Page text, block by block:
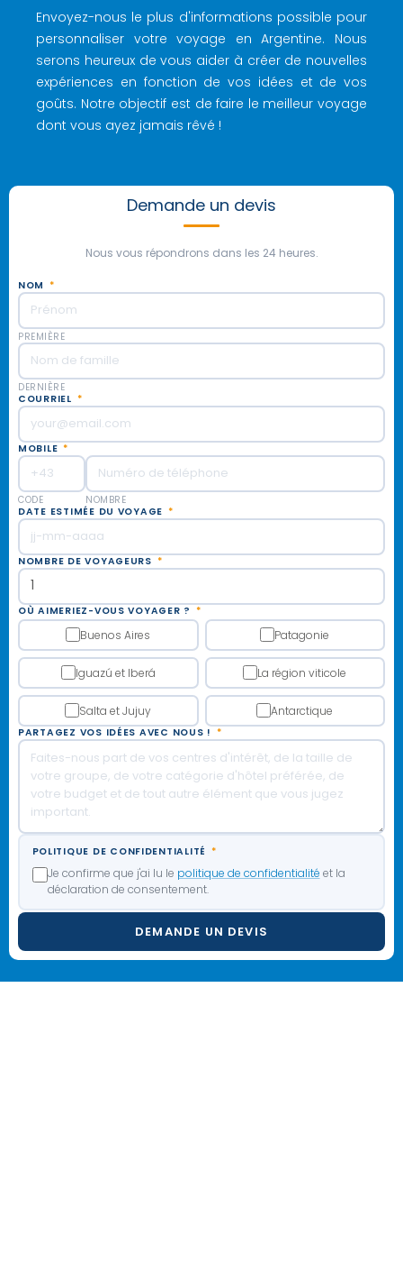
Envoyez-nous le plus d'informations possible pour
personnaliser votre voyage en Argentine. Nous
serons heureux de vous aider à créer de nouvelles
expériences en fonction de vos idées et de vos
goûts. Notre objectif est de faire le meilleur voyage
dont vous ayez jamais rêvé !
Demande un devis
Nous vous répondrons dans les 24 heures.
NOM *
PREMIÈRE
DERNIÈRE
COURRIEL *
MOBILE *
CODE
NOMBRE
DATE ESTIMÉE DU VOYAGE *
NOMBRE DE VOYAGEURS *
OÙ AIMERIEZ-VOUS VOYAGER ? *
Buenos Aires Patagonie
Iguazú et Iberá La région viticole
Salta et Jujuy Antarctique
PARTAGEZ VOS IDÉES AVEC NOUS ! *
POLITIQUE DE CONFIDENTIALITÉ *
Je confirme que j'ai lu le politique de confidentialité et la
déclaration de consentement.
DEMANDE UN DEVIS